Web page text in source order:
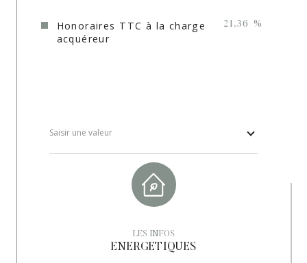
Honoraires TTC à la charge
acquéreur
21,36 %
Saisir une valeur
LES INFOS
ENERGETIQUES